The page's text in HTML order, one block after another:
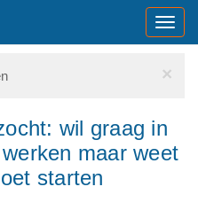
×
wil graag in
maar weet
starten